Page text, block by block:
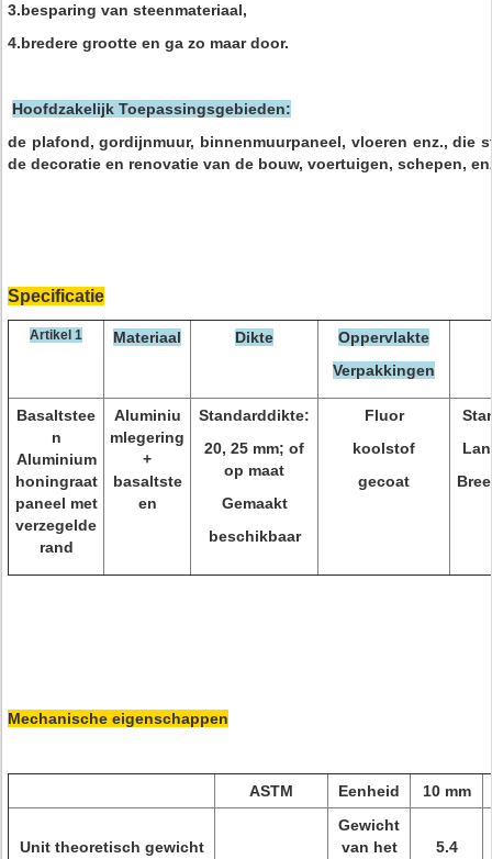
3.besparing van steenmateriaal,
4.bredere grootte en ga zo maar door.
Hoofdzakelijk Toepassingsgebieden:
de plafond, gordijnmuur, binnenmuurpaneel, vloeren enz., die
de decoratie en renovatie van de bouw, voertuigen, schepen,
Specificatie
Artikel 1 Materiaal Dikte
Oppervlakte
Verpakkingen
Basaltstee
n
Aluminium
honingraat
paneel met
verzegelde
rand
Aluminiu
mlegering
+
basaltste
en
Standarddikte:
20, 25 mm; of
op maat
Gemaakt
beschikbaar
Fluor
koolstof
gecoat
Mechanische eigenschappen
ASTM Eenheid 10 mm
Unit theoretisch gewicht
Gewicht
van het
5.4